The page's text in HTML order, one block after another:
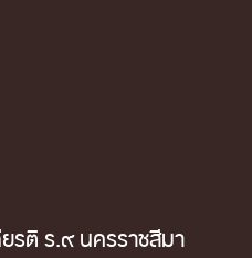
รติ ร.๙ นครราชสีมา